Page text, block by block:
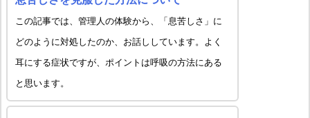
この記事では、管理人の体験から、「息苦しさ」に
どのように対処したのか、お話ししています。よく
耳にする症状ですが、ポイントは呼吸の方法にある
と思います。